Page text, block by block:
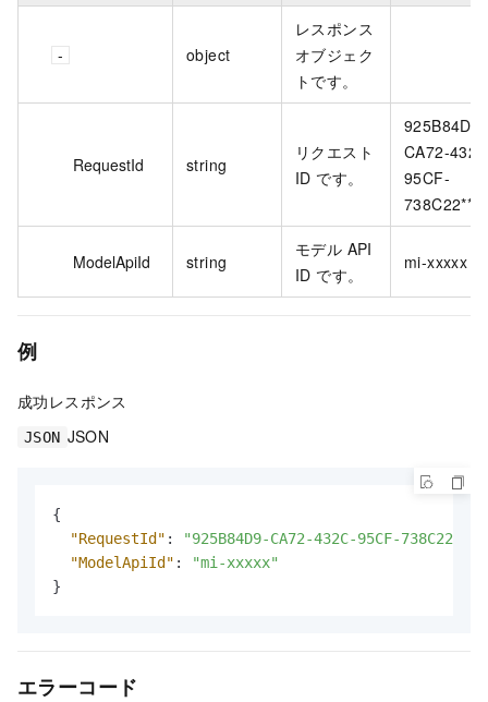
object
レスポンス
オブジェク
トです。
RequestId string
リクエスト
ID です。
925B84D9-
CA72-
95CF-
ModelApiId string
モデル API
ID です。
mi-xxxxx
例
成功レスポンス
JSON JSON
{
"RequestId" :
"925B84D9-CA72-432C-95CF-
"ModelApiId" :
"mi-xxxxx"
}
エラーコード